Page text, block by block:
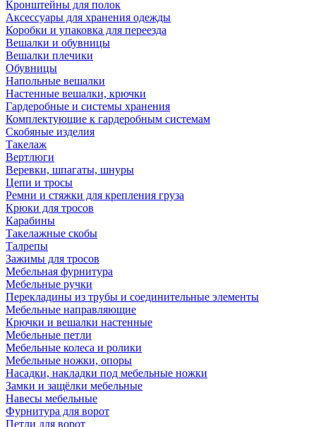
Кронштейны для полок
Аксессуары для хранения одежды
Коробки и упаковка для переезда
Вешалки и обувницы
Вешалки плечики
Обувницы
Напольные вешалки
Настенные вешалки, крючки
Гардеробные и системы хранения
Комплектующие к гардеробным системам
Скобяные изделия
Такелаж
Вертлюги
Веревки, шпагаты, шнуры
Цепи и тросы
Ремни и стяжки для крепления груза
Крюки для тросов
Карабины
Такелажные скобы
Талрепы
Зажимы для тросов
Мебельная фурнитура
Мебельные ручки
Перекладины из трубы и соединительные элементы
Мебельные направляющие
Крючки и вешалки настенные
Мебельные петли
Мебельные колеса и ролики
Мебельные ножки, опоры
Насадки, накладки под мебельные ножки
Замки и защёлки мебельные
Навесы мебельные
Фурнитура для ворот
Петли для ворот